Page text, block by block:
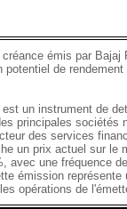
émis par
de
un instrument de
principales sociétés
des services
un prix actuel sur le
avec une fréquence
émission
opérations de